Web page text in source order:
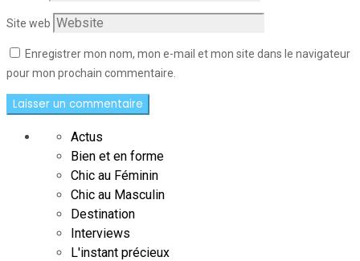
Site web
Enregistrer mon nom, mon e-mail et mon site dans le navigateur
pour mon prochain commentaire.
Actus
Bien et en forme
Chic au Féminin
Chic au Masculin
Destination
Interviews
L'instant précieux